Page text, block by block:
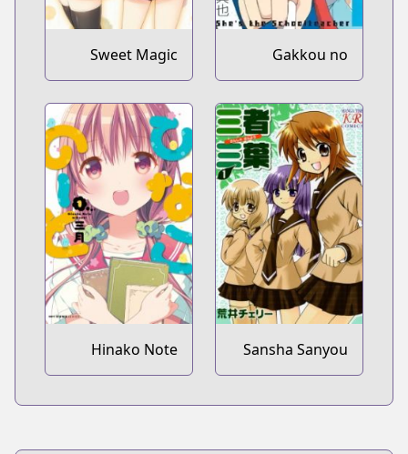
Gakkou no
Sensei
Sweet Magic
Syndrome
Sansha Sanyou
Hinako Note